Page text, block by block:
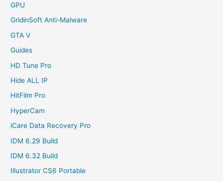
GPU
GridinSoft Anti-Malware
GTA V
Guides
HD Tune Pro
Hide ALL IP
HitFilm Pro
HyperCam
iCare Data Recovery Pro
IDM 6.29 Build
IDM 6.32 Build
Illustrator CS6 Portable